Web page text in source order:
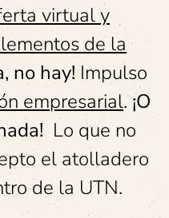
virtual y
de la
no hay! Impulso
empresarial.¡O
Lo que no
el atolladero
de la UTN.